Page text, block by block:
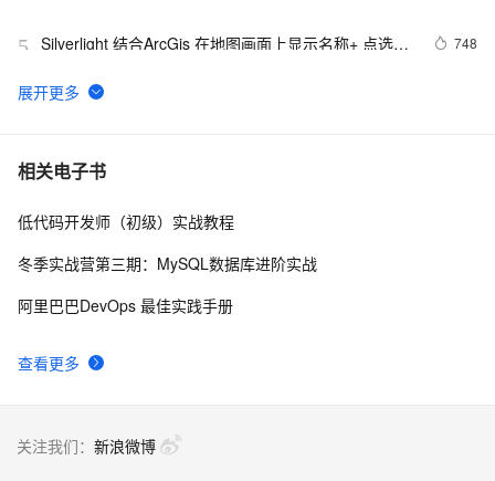
5 Silverlight 结合ArcGis 在地图画面上显示名称+ 点选图
748
6 ArcGIS API for Silverlight 查找点聚焦的一个注意点
7 ArcGIS 栅格数据已加载后的获取
8 [ ArcGIS Server技术版]如何得到本机上的所有的REST服
记
相关电子书
查看更多
低代码开发师（初级）实战教程
冬季实战营第三期：MySQL数据库进阶实战
阿里巴巴DevOps 最佳实践手册
关注我们： 新浪微博